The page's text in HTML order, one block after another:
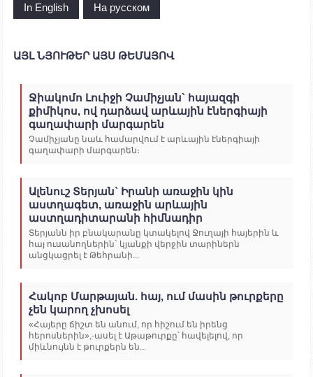
In English На русском
ԱՅԼ ՆՅՈՒԹԵՐ ԱՅՍ ԹԵՄԱՅՈՎ
Ջիակոմո Լուիջի Չամիչյան` հայազգի
քիմիկոս, ով դարձավ արևային էներգիայի
գաղափարի մարգարեն
Չամիչյանը նաև համարվում է արևային էներգիայի
գաղափարի մարգարեն։
Ալենուշ Տերյան` Իրանի առաջին կին
աստղագետ, առաջին արևային
աստղադիտարանի հիմնադիր
Տերյանն իր բնակարանը կտակելով Ջուղայի հայերին և
հայ ուսանողներին` կյանքի վերջին տարիներն
անցկացրել է Թեհրանի...
Հակոբ Մարթայան. հայ, ում մասին թուրքերը
չեն կարող չխոսել
«Հայերը ճիշտ են անում, որ հիշում են իրենց
հերոսներին»,-ասել է Աթաթուրքը՝ հավելելով, որ
միևնույնն է թուրքերն են...